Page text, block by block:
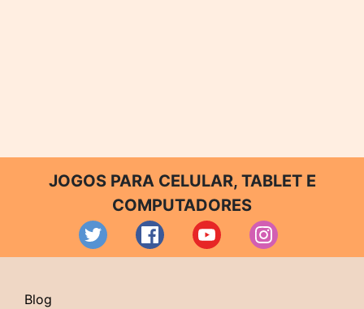
JOGOS PARA CELULAR, TABLET E
COMPUTADORES
Blog